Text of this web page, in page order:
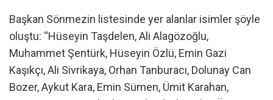
Başkan Sönmezin listesinde yer alanlar isimler şöyle
oluştu: “Hüseyin Taşdelen, Ali Alagözoğlu,
Muhammet Şentürk, Hüseyin Özlü, Emin Gazi
Kaşıkçı, Ali Sivrikaya, Orhan Tanburacı, Dolunay Can
Bozer, Aykut Kara, Emin Sümen, Ümit Karahan,